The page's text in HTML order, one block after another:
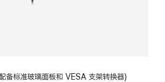
标准玻璃面板和 VESA 支架转换器)